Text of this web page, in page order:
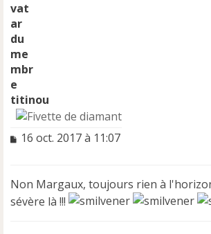
titinou
M
s
a
g
16 oct. 2017 à 11:07
Non Margaux, toujours rien à
sévère là !!!